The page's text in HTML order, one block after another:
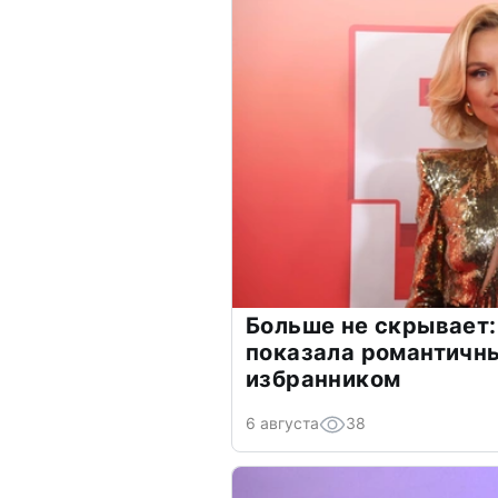
Больше не
показала
избранником
6 августа 38